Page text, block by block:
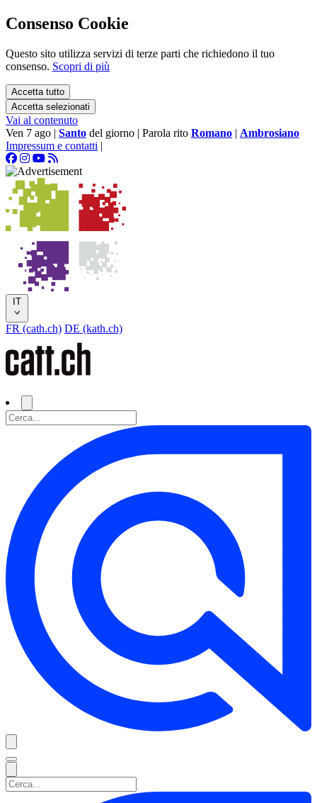
Consenso Cookie
Questo sito utilizza servizi di terze parti che richiedono il tuo
consenso. Scopri di più
Accetta tutto
Accetta selezionati
Vai al contenuto
Ven 7 ago | Santo del giorno | Parola rito Romano | Ambrosiano
Impressum e contatti |
IT
FR (cath.ch) DE (kath.ch)